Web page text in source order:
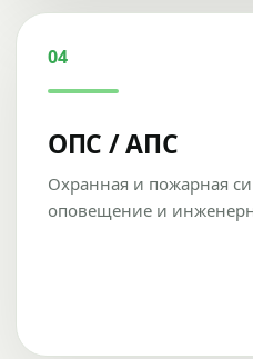
04
ОПС / АПС
Охранная и пожарная
оповещение и